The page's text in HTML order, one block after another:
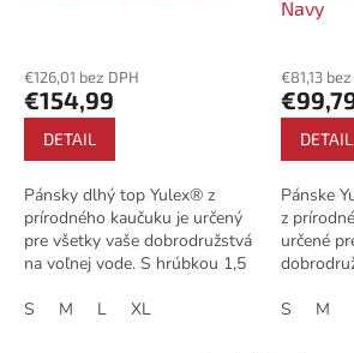
€126,01 bez DPH
€154,99
DETAIL
Pánsky dlhý top Yulex® z
prírodného kaučuku je určený
pre všetky vaše dobrodružstvá
na voľnej vode. S hrúbkou 1,5
a ramien poskytuje teplo a
S M L XL
Navy
€81,13
DETAIL
Pánske
z
určené
S M